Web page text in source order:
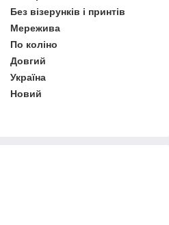
Без візерунків і принтів
Мережива
По коліно
Довгий
Україна
Новий